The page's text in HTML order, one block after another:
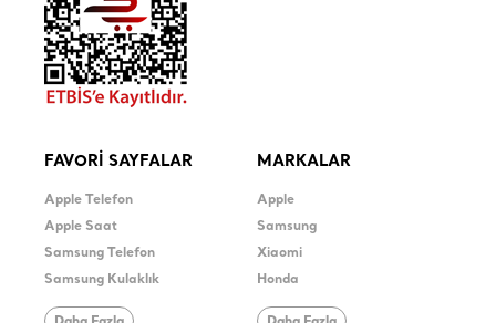
FAVORİ SAYFALAR
Apple Telefon
Apple Saat
Samsung Telefon
Samsung Kulaklık
MARKALAR
Apple
Samsung
Xiaomi
Honda